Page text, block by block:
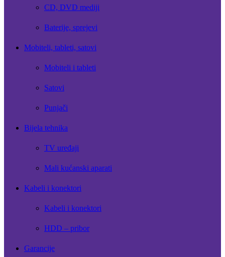
CD, DVD mediji
Baterije, sprejevi
Mobiteli, tableti, satovi
Mobiteli i tableti
Satovi
Punjači
Bijela tehnika
TV uređaji
Mali kućanski aparati
Kabeli i konektori
Kabeli i konektori
HDD – pribor
Garancije